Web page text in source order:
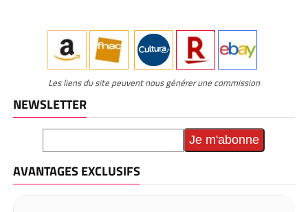
Les liens du site peuvent nous générer une commission
NEWSLETTER
AVANTAGES EXCLUSIFS